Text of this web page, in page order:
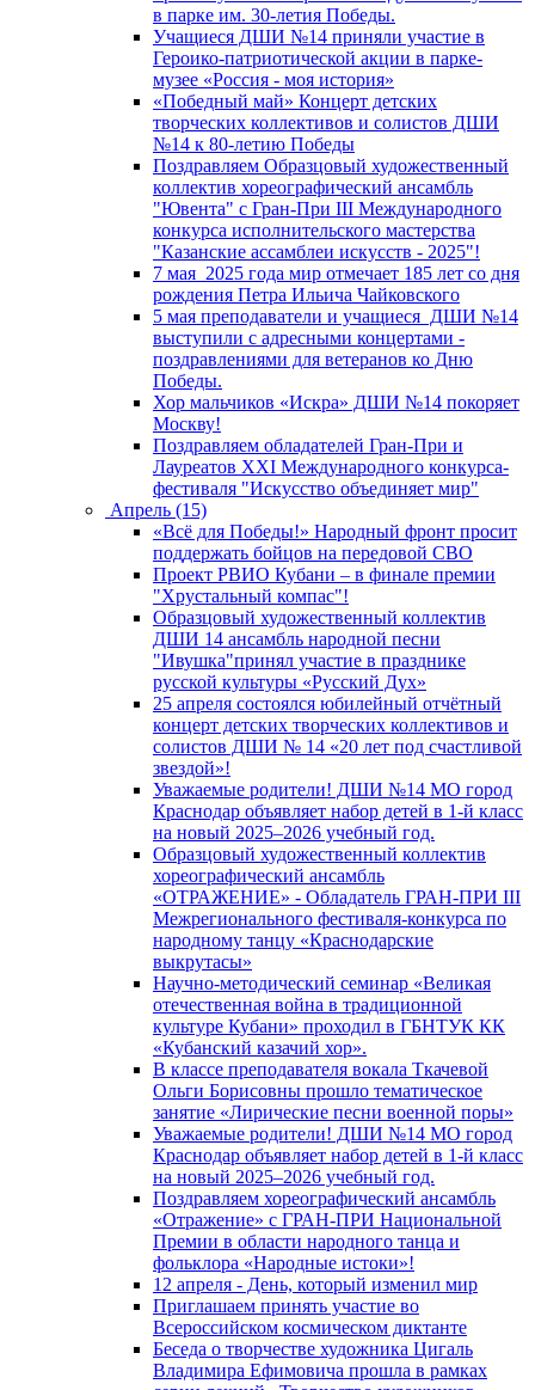
в парке им. 30-летия Победы.
Учащиеся ДШИ №14 приняли участие в
Героико-патриотической акции в парке-
музее «Россия - моя история»
«Победный май» Концерт детских
творческих коллективов и солистов ДШИ
№14 к 80-летию Победы
Поздравляем Образцовый художественный
коллектив хореографический ансамбль
"Ювента" с Гран-При III Международного
конкурса исполнительского мастерства
"Казанские ассамблеи искусств - 2025"!
7 мая 2025 года мир отмечает 185 лет со дня
рождения Петра Ильича Чайковского
5 мая преподаватели и учащиеся ДШИ №14
выступили с адресными концертами -
поздравлениями для ветеранов ко Дню
Победы.
Хор мальчиков «Искра» ДШИ №14 покоряет
Москву!
Поздравляем обладателей Гран-При и
Лауреатов XXI Международного конкурса-
фестиваля "Искусство объединяет мир"
Апрель (15)
«Всё для Победы!» Народный фронт просит
поддержать бойцов на передовой СВО
Проект РВИО Кубани – в финале премии
"Хрустальный компас"!
Образцовый художественный коллектив
ДШИ 14 ансамбль народной песни
"Ивушка"принял участие в празднике
русской культуры «Русский Дух»
25 апреля состоялся юбилейный отчётный
концерт детских творческих коллективов и
солистов ДШИ № 14 «20 лет под счастливой
звездой»!
Уважаемые родители! ДШИ №14 МО город
Краснодар объявляет набор детей в 1-й класс
на новый 2025–2026 учебный год.
Образцовый художественный коллектив
хореографический ансамбль
«ОТРАЖЕНИЕ» - Обладатель ГРАН-ПРИ III
Межрегионального фестиваля-конкурса по
народному танцу «Краснодарские
выкрутасы»
Научно-методический семинар «Великая
отечественная война в традиционной
культуре Кубани» проходил в ГБНТУК КК
«Кубанский казачий хор».
В классе преподавателя вокала Ткачевой
Ольги Борисовны прошло тематическое
занятие «Лирические песни военной поры»
Уважаемые родители! ДШИ №14 МО город
Краснодар объявляет набор детей в 1-й класс
на новый 2025–2026 учебный год.
Поздравляем хореографический ансамбль
«Отражение» с ГРАН-ПРИ Национальной
Премии в области народного танца и
фольклора «Народные истоки»!
12 апреля - День, который изменил мир
Приглашаем принять участие во
Всероссийском космическом диктанте
Беседа о творчестве художника Цигаль
Владимира Ефимовича прошла в рамках